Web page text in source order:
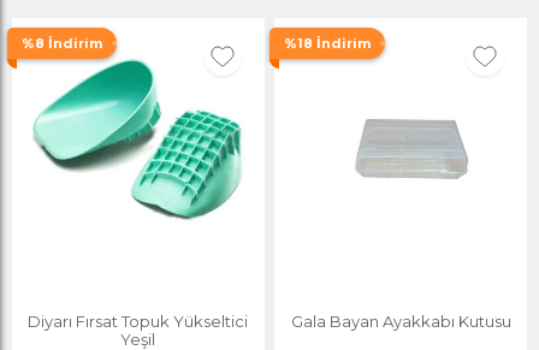
%8 İndirim
Diyarı Fırsat Topuk Yükseltici
Yeşil
%18 İndirim
Gala Bayan Ayakkabı Kutusu